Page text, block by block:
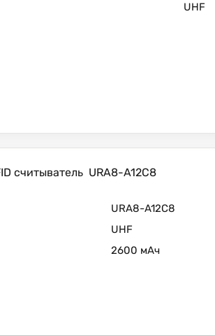
UHF
считыватель URA8-A12C8
URA8-A12C8
UHF
2600 мАч